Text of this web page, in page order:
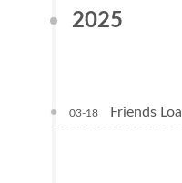
2025
03-18 Friends